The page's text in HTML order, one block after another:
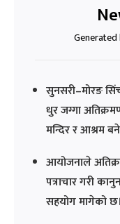
Generated
सुनसरी–मोरङ
धुर जग्गा
मन्दिर र आश्रम
आयोजनाले
पत्राचार गरी
सहयोग मागेको छ।